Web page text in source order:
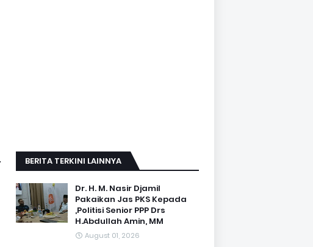
BERITA TERKINI LAINNYA
Dr. H. M. Nasir Djamil
Pakaikan Jas PKS Kepada
,Politisi Senior PPP Drs
H.Abdullah Amin, MM
August 01, 2026